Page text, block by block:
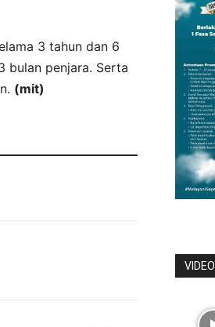
3 tahun dan 6
bulan penjara. Serta
(mit)
VIDEO